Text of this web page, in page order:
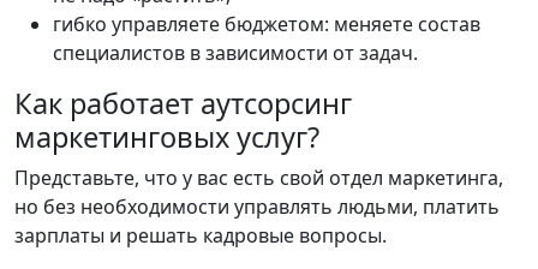
гибко управляете бюджетом: меняете состав
специалистов в зависимости от задач.
Как работает аутсорсинг
маркетинговых услуг?
Представьте, что у вас есть свой отдел маркетинга,
но без необходимости управлять людьми, платить
зарплаты и решать кадровые вопросы.